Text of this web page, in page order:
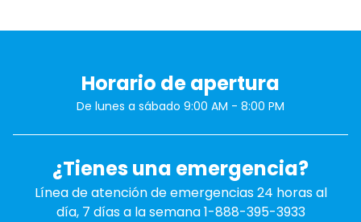
Horario de apertura
De lunes a sábado 9:00 AM - 8:00 PM
¿Tienes una emergencia?
Línea de atención de emergencias 24 horas al
día, 7 días a la semana1-888-395-3933